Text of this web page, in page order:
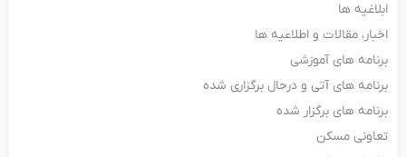
ابلاغیه ها
اخبار، مقالات و اطلاعیه ها
برنامه های آموزشی
برنامه های آتی و درحال برگزاری شده
برنامه های برگزار شده
تعاونی مسکن